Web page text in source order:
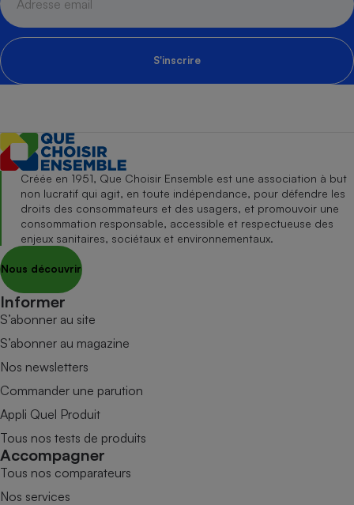
S'inscrire
Créée en 1951, Que Choisir Ensemble est une association à but
non lucratif qui agit, en toute indépendance, pour défendre les
droits des consommateurs et des usagers, et promouvoir une
consommation responsable, accessible et respectueuse des
enjeux sanitaires, sociétaux et environnementaux.
Nous découvrir
Informer
S’abonner au site
S’abonner au magazine
Nos newsletters
Commander une parution
Appli Quel Produit
Tous nos tests de produits
Accompagner
Tous nos comparateurs
Nos services